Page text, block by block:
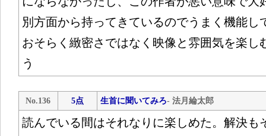
別方面から持ってきているのでうまく機能し
おそらく緻密さではなく映像と雰囲気を楽し
う
No.136 5点 生首に聞いてみろ- 法月綸太郎
読んでいる間はそれなりに楽しめた。解決も